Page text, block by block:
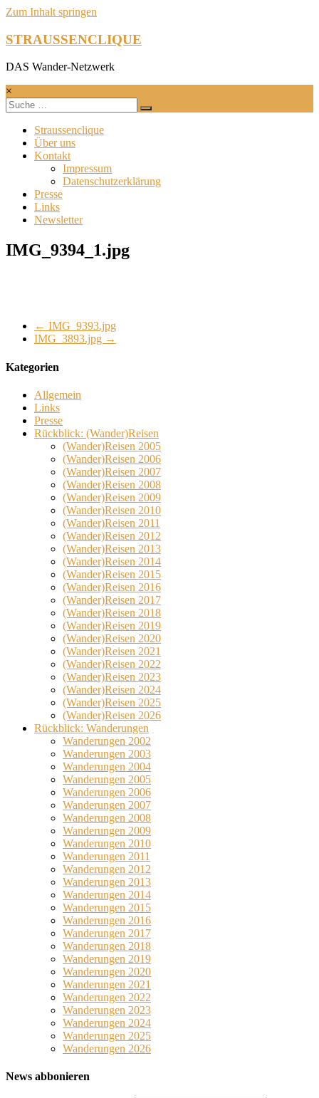
Zum Inhalt springen
STRAUSSENCLIQUE
DAS Wander-Netzwerk
×
Straussenclique
Über uns
Kontakt
Impressum
Datenschutzerklärung
Presse
Links
Newsletter
IMG_9394_1.jpg
← IMG_9393.jpg
IMG_3893.jpg →
Kategorien
Allgemein
Links
Presse
Rückblick: (Wander)Reisen
(Wander)Reisen 2005
(Wander)Reisen 2006
(Wander)Reisen 2007
(Wander)Reisen 2008
(Wander)Reisen 2009
(Wander)Reisen 2010
(Wander)Reisen 2011
(Wander)Reisen 2012
(Wander)Reisen 2013
(Wander)Reisen 2014
(Wander)Reisen 2015
(Wander)Reisen 2016
(Wander)Reisen 2017
(Wander)Reisen 2018
(Wander)Reisen 2019
(Wander)Reisen 2020
(Wander)Reisen 2021
(Wander)Reisen 2022
(Wander)Reisen 2023
(Wander)Reisen 2024
(Wander)Reisen 2025
(Wander)Reisen 2026
Rückblick: Wanderungen
Wanderungen 2002
Wanderungen 2003
Wanderungen 2004
Wanderungen 2005
Wanderungen 2006
Wanderungen 2007
Wanderungen 2008
Wanderungen 2009
Wanderungen 2010
Wanderungen 2011
Wanderungen 2012
Wanderungen 2013
Wanderungen 2014
Wanderungen 2015
Wanderungen 2016
Wanderungen 2017
Wanderungen 2018
Wanderungen 2019
Wanderungen 2020
Wanderungen 2021
Wanderungen 2022
Wanderungen 2023
Wanderungen 2024
Wanderungen 2025
Wanderungen 2026
News abbonieren